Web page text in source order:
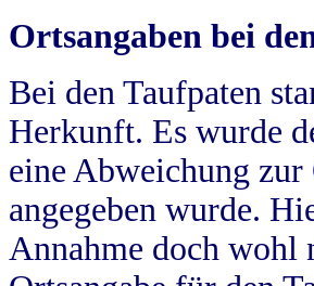
Ortsangaben bei
Bei den Taufpaten
Herkunft. Es wurde
eine Abweichung
angegeben wurde.
Annahme doch